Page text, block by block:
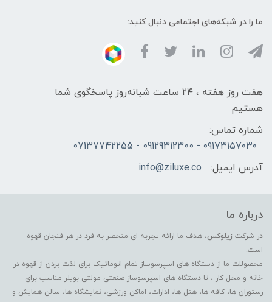
ما را در شبکه‌های اجتماعی دنبال کنید:
هفت روز هفته ، ۲۴ ساعت شبانه‌روز پاسخگوی شما
هستیم
شماره تماس:
۰۹۱۷۳۱۵۷۰۳۰ - 09129312300 - 07137742255
آدرس ایمیل:
info@ziluxe.co
درباره ما
در شرکت زیلوکس، هدف ما ارائه تجربه ای منحصر به فرد در هر فنجان قهوه
است.
محصولات ما از دستگاه های اسپرسوساز تمام اتوماتیک برای لذت بردن از قهوه در
خانه و محل کار ، تا دستگاه های اسپرسوساز صنعتی مولتی بویلر مناسب برای
رستوران ها، کافه ها، هتل ها، ادارات، اماکن ورزشی، نمایشگاه ها، سالن همایش و